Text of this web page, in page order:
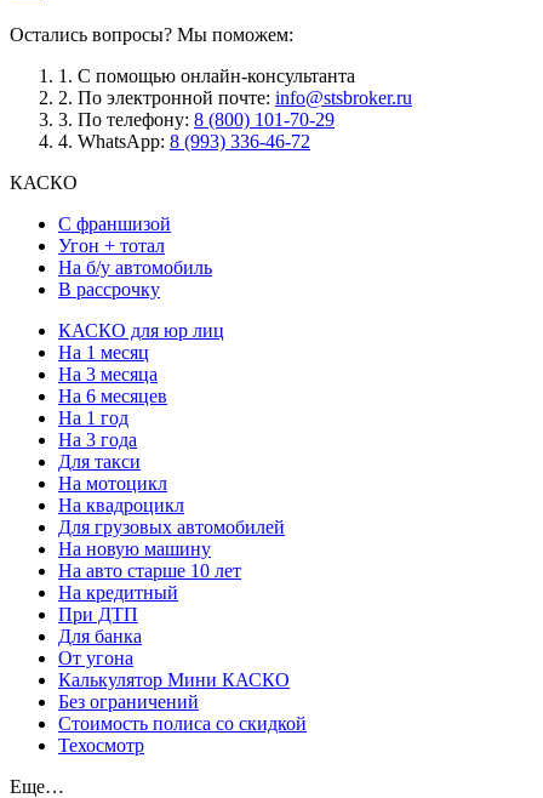
Остались вопросы? Мы поможем:
1. С помощью онлайн-консультанта
2. По электронной почте: info@stsbroker.ru
3. По телефону: 8 (800) 101-70-29
4. WhatsApp: 8 (993) 336-46-72
КАСКО
С франшизой
Угон + тотал
На б/у автомобиль
В рассрочку
КАСКО для юр лиц
На 1 месяц
На 3 месяца
На 6 месяцев
На 1 год
На 3 года
Для такси
На мотоцикл
На квадроцикл
Для грузовых автомобилей
На новую машину
На авто старше 10 лет
На кредитный
При ДТП
Для банка
От угона
Калькулятор Мини КАСКО
Без ограничений
Стоимость полиса со скидкой
Техосмотр
Еще…